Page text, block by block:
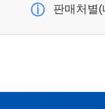
ⓘ 판매처별